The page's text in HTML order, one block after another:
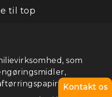
til top
som
Kontakt os